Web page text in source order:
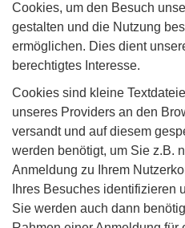
Cookies, um den Besuch
gestalten und die Nutzung
ermöglichen. Dies dient
berechtigtes Interesse.
Cookies sind kleine
unseres Providers an den
versandt und auf diesem
werden benötigt, um Sie z.B.
Anmeldung zu Ihrem
Ihres Besuches identifizieren
Sie werden auch dann